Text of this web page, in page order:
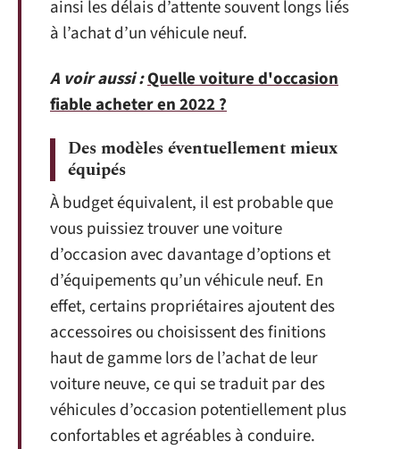
ainsi les délais d’attente souvent longs liés
à l’achat d’un véhicule neuf.
A voir aussi :Quelle voiture d'occasion
fiable acheter en 2022 ?
Des modèles éventuellement mieux
équipés
À budget équivalent, il est probable que
vous puissiez trouver une voiture
d’occasion avec davantage d’options et
d’équipements qu’un véhicule neuf. En
effet, certains propriétaires ajoutent des
accessoires ou choisissent des finitions
haut de gamme lors de l’achat de leur
voiture neuve, ce qui se traduit par des
véhicules d’occasion potentiellement plus
confortables et agréables à conduire.